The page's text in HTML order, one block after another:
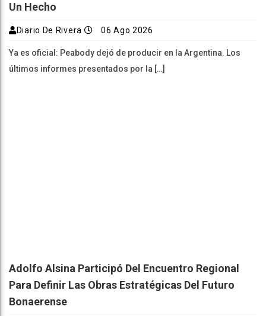
Un Hecho
Diario De Rivera 06 Ago 2026
Ya es oficial: Peabody dejó de producir en la Argentina. Los
últimos informes presentados por la […]
Adolfo Alsina Participó Del Encuentro Regional
Para Definir Las Obras Estratégicas Del Futuro
Bonaerense